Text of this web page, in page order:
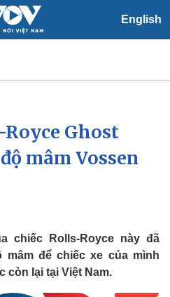
English
Xã hội
Tin 24h
Dự báo thời tiết
Ghost
mâm Vossen
chiếc Rolls-Royce này đã
để chiếc xe của mình
còn lại tại Việt Nam.